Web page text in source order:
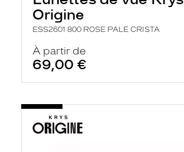
Origine
ESS2601 800 ROSE PALE CRISTA
À partir de
69,00 €